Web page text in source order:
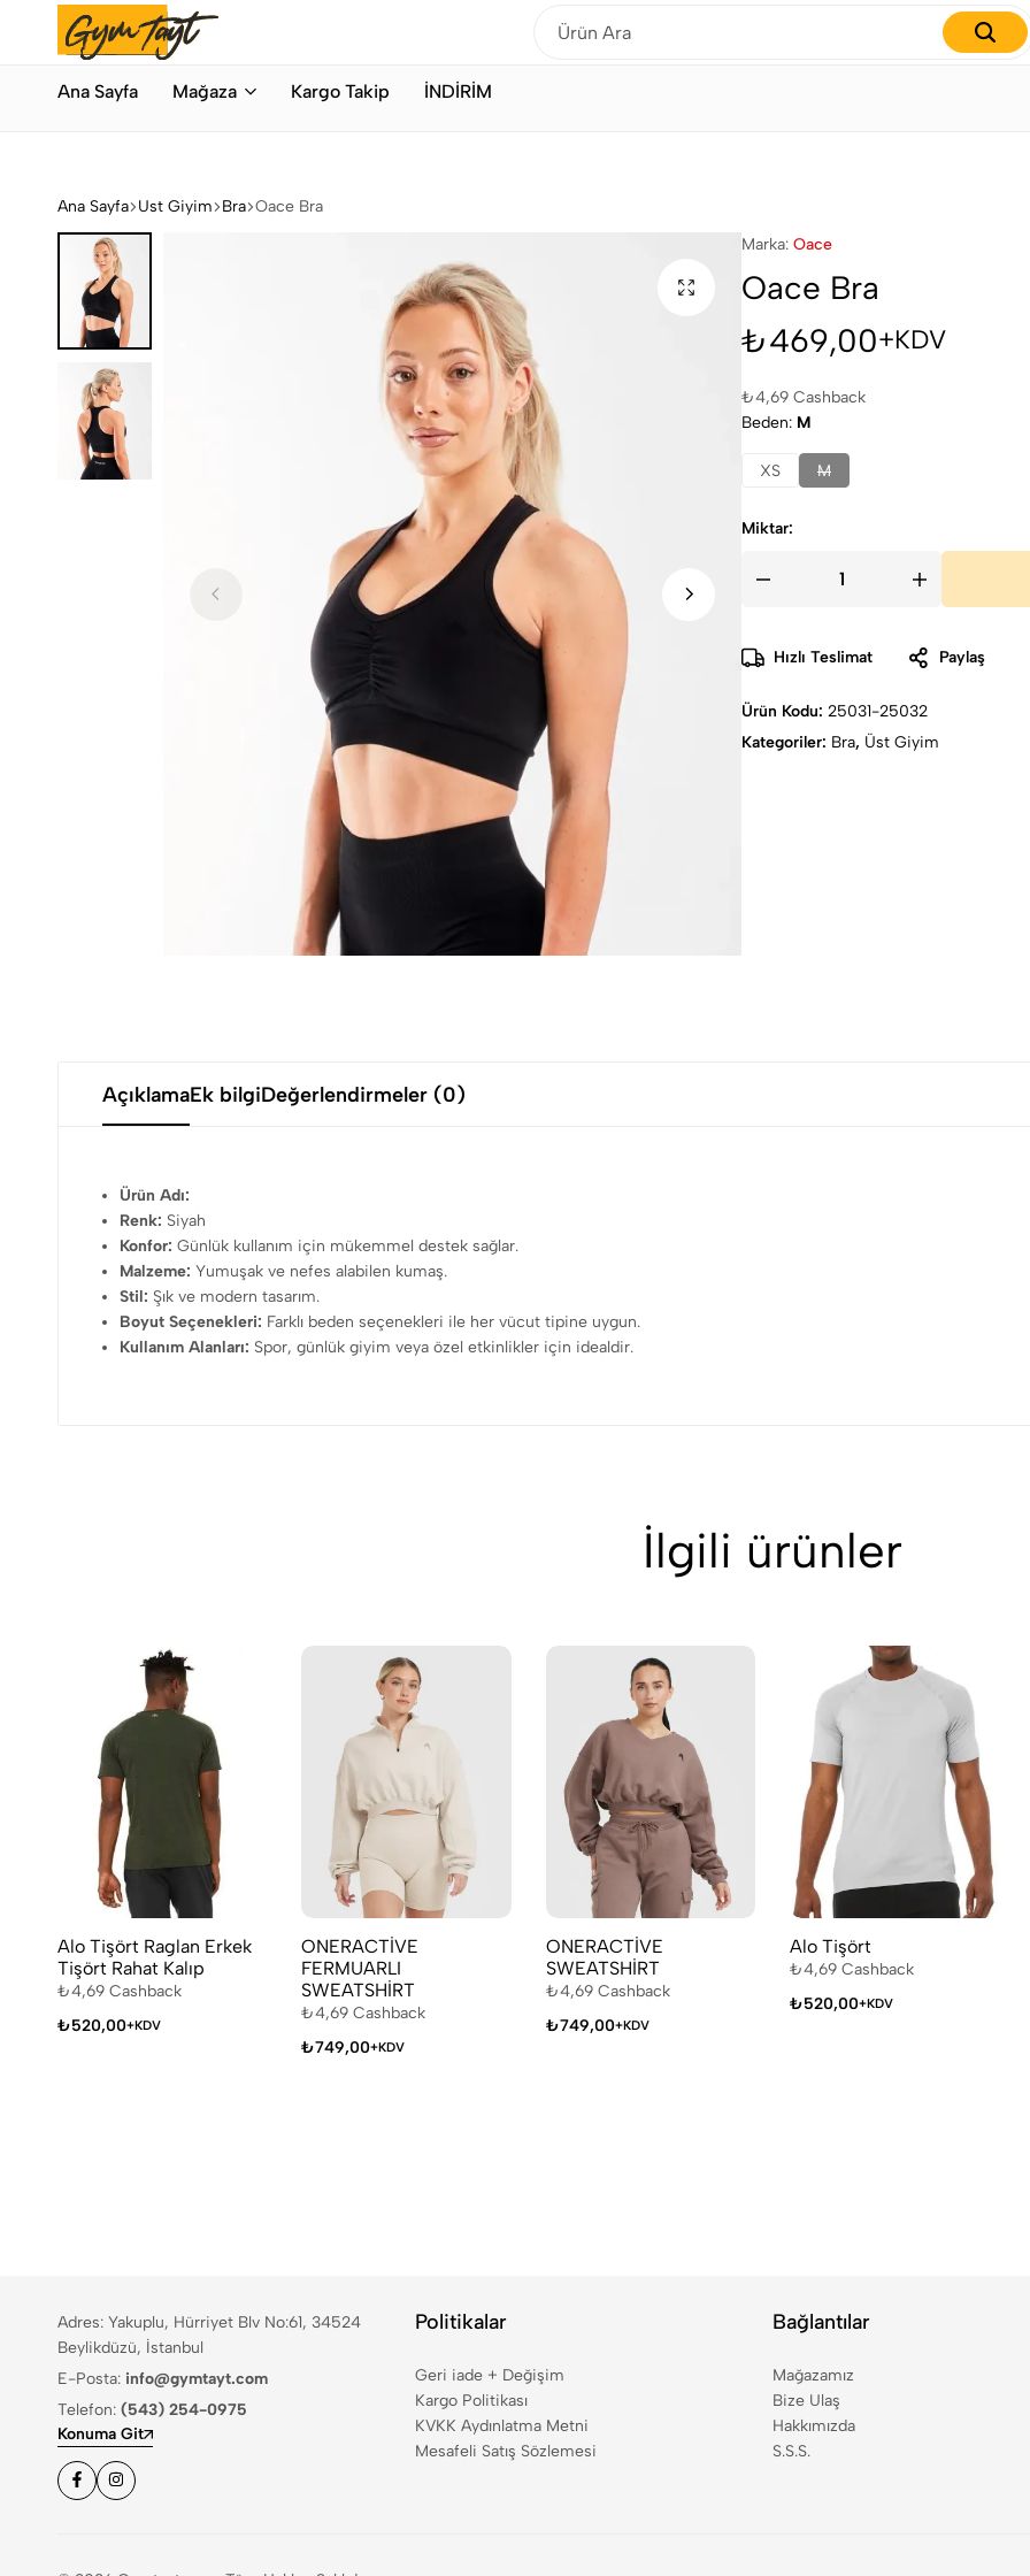
Bahar ModasıHemen Alışveriş Yap Gardırobunuzu yenilemenin tam zamanı!
Fazlası
Ana Sayfa Mağaza Kargo Takip İNDİRİM
Ana Sayfa Üst Giyim Bra Oace Bra
Marka: Oace
Oace Bra
₺469,00+KDV
₺4,69 Cashback
Beden M
XS M
Miktar:
Hızlı Teslimat Paylaş
Ürün Kodu: 25031-25032
Kategoriler: Bra, Üst Giyim
AçıklamaEk bilgiDeğerlendirmeler (0)
Ürün Adı:
Renk: Siyah
Konfor: Günlük kullanım için mükemmel destek sağlar.
Malzeme: Yumuşak ve nefes alabilen kumaş.
Stil: Şık ve modern tasarım.
Boyut Seçenekleri: Farklı beden seçenekleri ile her vücut tipine uygun.
Kullanım Alanları: Spor, günlük giyim veya özel etkinlikler için idealdir.
İlgili ürünler
Alo Tişört Raglan Erkek
Tişört Rahat Kalıp
₺4,69 Cashback
₺520,00+KDV
ONERACTİVE
FERMUARLI
SWEATSHİRT
₺4,69 Cashback
₺749,00+KDV
ONERACTİVE
SWEATSHİRT
₺4,69Cashback
₺749,00+KDV
Alo Tişört
₺4,69Cashback
₺520,00+KDV
Adres: Yakuplu, Hürriyet Blv No:61, 34524
Beylikdüzü, İstanbul
E-Posta: info@gymtayt.com
Telefon: (543) 254-0975
Konuma Git
Politikalar
Geri iade + Değişim
Kargo Politikası
KVKK Aydınlatma Metni
Mesafeli Satış Sözlemesi
Bağlantılar
Mağazamız
Bize Ulaş
Hakkımızda
S.S.S.